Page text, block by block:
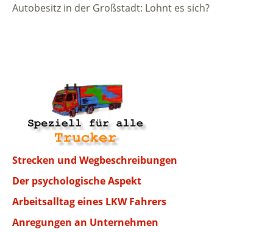
Autobesitz in der Großstadt: Lohnt es sich?
Strecken und Wegbeschreibungen
Der psychologische Aspekt
Arbeitsalltag eines LKW Fahrers
Anregungen an Unternehmen